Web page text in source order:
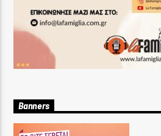
Banners